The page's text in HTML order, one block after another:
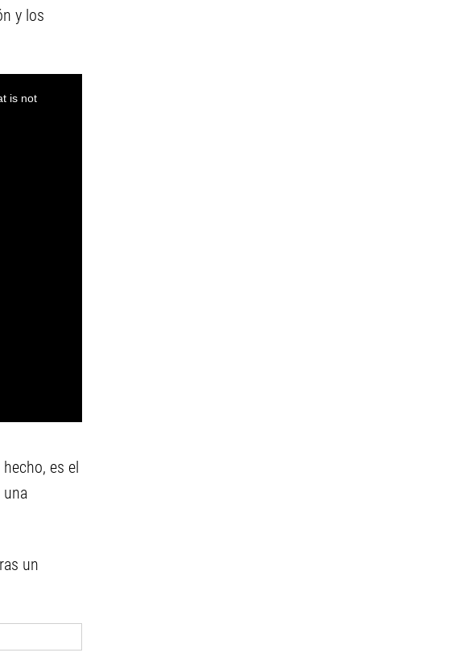
y los
es el
una
un